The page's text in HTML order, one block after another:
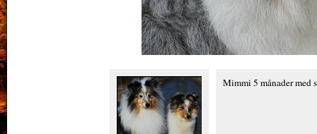
Mimmi 5 månader med